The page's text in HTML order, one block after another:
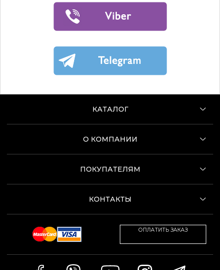
КАТАЛОГ
О КОМПАНИИ
ПОКУПАТЕЛЯМ
КОНТАКТЫ
ОПЛАТИТЬ ЗАКАЗ